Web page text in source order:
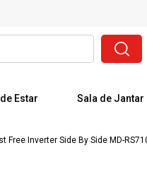
Estar Sala de Jantar
Inverter Side By Side MD-